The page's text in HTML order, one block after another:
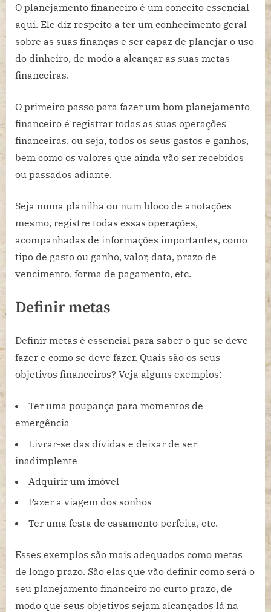
O planejamento financeiro é um conceito essencial
aqui. Ele diz respeito a ter um conhecimento geral
sobre as suas finanças e ser capaz de planejar o uso
do dinheiro, de modo a alcançar as suas metas
financeiras.
O primeiro passo para fazer um bom planejamento
financeiro é registrar todas as suas operações
financeiras, ou seja, todos os seus gastos e ganhos,
bem como os valores que ainda vão ser recebidos
ou passados adiante.
Seja numa planilha ou num bloco de anotações
mesmo, registre todas essas operações,
acompanhadas de informações importantes, como
tipo de gasto ou ganho, valor, data, prazo de
vencimento, forma de pagamento, etc.
Definir metas
Definir metas é essencial para saber o que se deve
fazer e como se deve fazer. Quais são os seus
objetivos financeiros? Veja alguns exemplos:
Ter uma poupança para momentos de
emergência
Livrar-se das dívidas e deixar de ser
inadimplente
Adquirir um imóvel
Fazer a viagem dos sonhos
Ter uma festa de casamento perfeita, etc.
Esses exemplos são mais adequados como metas
de longo prazo. São elas que vão definir como será o
seu planejamento financeiro no curto prazo, de
modo que seus objetivos sejam alcançados lá na